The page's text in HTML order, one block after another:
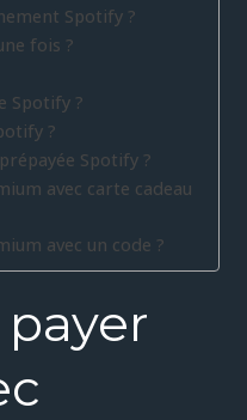
Spotify ?
fois ?
Spotify ?
?
Spotify ?
avec carte cadeau
avec un code ?